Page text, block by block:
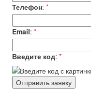
Телефон: *
Email: *
Введите код: *